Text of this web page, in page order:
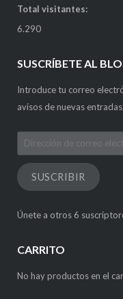
Total visitantes:
6.290
SUSCRÍBETE AL
Introduce tu correo
avisos de nuevas entradas.
Dirección
de
correo
electrónico
SUSCRIBIR
Únete a otros 6
CARRITO
No hay productos en el